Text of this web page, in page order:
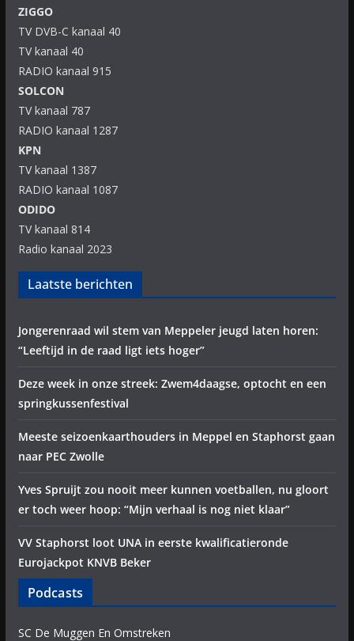
ZIGGO
TV DVB-C kanaal 40
TV kanaal 40
RADIO kanaal 915
SOLCON
TV kanaal 787
RADIO kanaal 1287
KPN
TV kanaal 1387
RADIO kanaal 1087
ODIDO
TV kanaal 814
Radio kanaal 2023
Laatste berichten
Jongerenraad wil stem van Meppeler jeugd laten horen:
“Leeftijd in de raad ligt iets hoger”
Deze week in onze streek: Zwem4daagse, optocht en een
springkussenfestival
Meeste seizoenkaarthouders in Meppel en Staphorst gaan
naar PEC Zwolle
Yves Spruijt zou nooit meer kunnen voetballen, nu gloort
er toch weer hoop: “Mijn verhaal is nog niet klaar”
VV Staphorst loot UNA in eerste kwalificatieronde
Eurojackpot KNVB Beker
Podcasts
SC De Muggen En Omstreken